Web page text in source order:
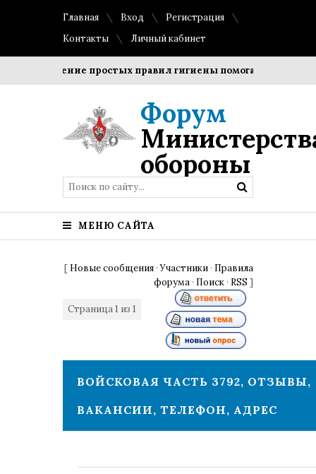
Главная Вход
Регистрация
Контакты
Личный кабинет
Соблюдение простых правил гигиены помогает сохранить
Форум
обороны
МЕНЮ САЙТА
[ Новые сообщения ·Участники · Правила
форума · Поиск · RSS ]
Страница1 из 1
ВОЙСКОВАЯ ЧАСТЬ 3792, ОТЗЫВЫ,
ВАКАНСИИ, ТЕЛЕФОН, АДРЕС